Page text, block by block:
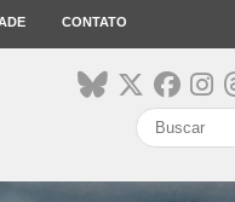
CONTATO